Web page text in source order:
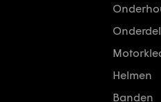
Helmen
Banden